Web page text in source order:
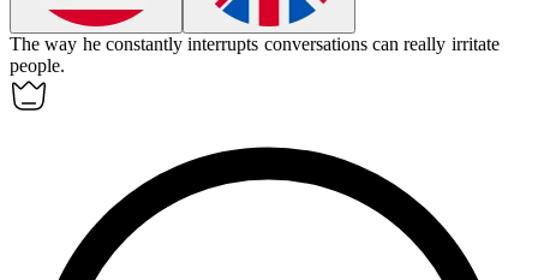
The way he constantly interrupts conversations can really irritate
people.